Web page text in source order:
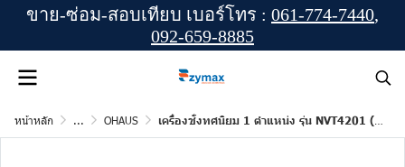
ขาย-ซ่อม-สอบเทียบ เบอร์โทร : 061-774-7440,
092-659-8885
หน้าหลัก ... OHAUS เครื่องชั่งทศนิยม 1 ตำแหน่ง รุ่น NVT4201 (NAVIGATOR) ยี่ห้อ OHAUS